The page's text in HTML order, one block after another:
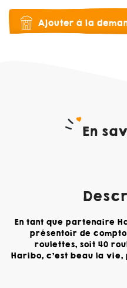
Ajouter à la
En
En tant que partenaire
présentoir de
roulettes, soit 40
Haribo, c'est beau la vie,